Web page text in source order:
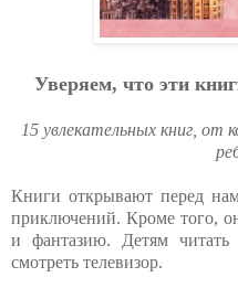
Уверяем, что эти
15 увлекательных книг,
Книги открывают перед
приключений. Кроме того,
и фантазию. Детям
смотреть телевизор.